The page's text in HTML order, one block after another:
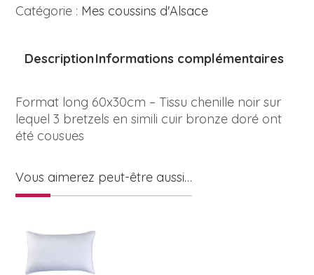
Catégorie : Mes coussins d'Alsace
DescriptionInformations complémentaires
Format long 60x30cm – Tissu chenille noir sur
lequel 3 bretzels en simili cuir bronze doré ont
été cousues
Vous aimerez peut-être aussi…